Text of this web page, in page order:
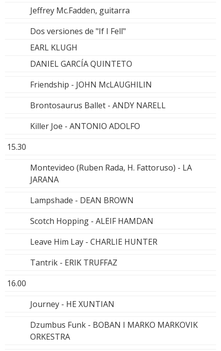
Jeffrey Mc.Fadden, guitarra
Dos versiones de "If I Fell"
EARL KLUGH
DANIEL GARCÍA QUINTETO
Friendship - JOHN McLAUGHILIN
Brontosaurus Ballet - ANDY NARELL
Killer Joe - ANTONIO ADOLFO
15.30
Montevideo (Ruben Rada, H. Fattoruso) - LA
JARANA
Lampshade - DEAN BROWN
Scotch Hopping - ALEIF HAMDAN
Leave Him Lay - CHARLIE HUNTER
Tantrik - ERIK TRUFFAZ
16.00
Journey - HE XUNTIAN
Dzumbus Funk - BOBAN I MARKO MARKOVIK
ORKESTRA